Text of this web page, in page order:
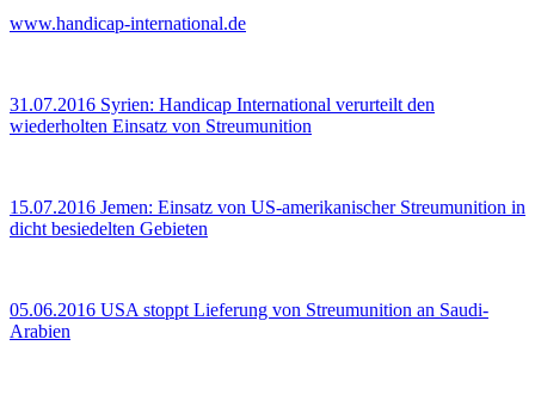
www.handicap-international.de
31.07.2016 Syrien: Handicap International verurteilt den
wiederholten Einsatz von Streumunition
15.07.2016 Jemen: Einsatz von US-amerikanischer Streumunition in
dicht besiedelten Gebieten
05.06.2016 USA stoppt Lieferung von Streumunition an Saudi-
Arabien